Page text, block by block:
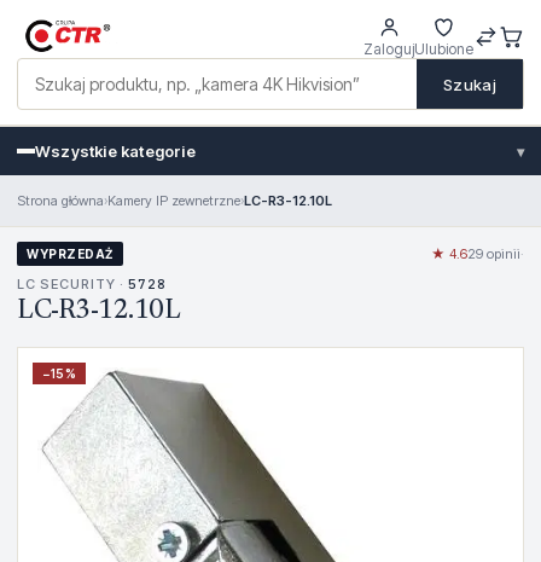
Szukaj
ZalogujUlubione
Wszystkie kategorie ▾
Strona główna›Kamery IP zewnetrzne›LC-R3-12.10L
WYPRZEDAŻ
LC SECURITY · 5728
LC-R3-12.10L
★ 4.629 opinii·
−15%